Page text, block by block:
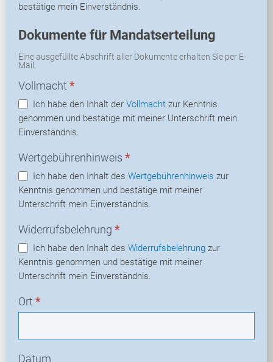
bestätige mein Einverständnis.
Dokumente für Mandatserteilung
Eine ausgefüllte Abschrift aller Dokumente erhalten Sie per E-
Mail.
Vollmacht *
Ich habe den Inhalt der Vollmacht zur Kenntnis
genommen und bestätige mit meiner Unterschrift mein
Einverständnis.
Wertgebührenhinweis *
Ich habe den Inhalt des Wertgebührenhinweis
Kenntnis genommen und bestätige mit meiner
Unterschrift mein Einverständnis.
Widerrufsbelehrung *
Ich habe den Inhalt des Widerrufsbelehrung
Kenntnis genommen und bestätige mit meiner
Unterschrift mein Einverständnis.
Ort *
Datum